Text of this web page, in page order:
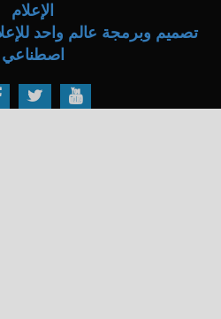
الإعلام
تصميم وبرمجة عالم واحد
اصطناعي